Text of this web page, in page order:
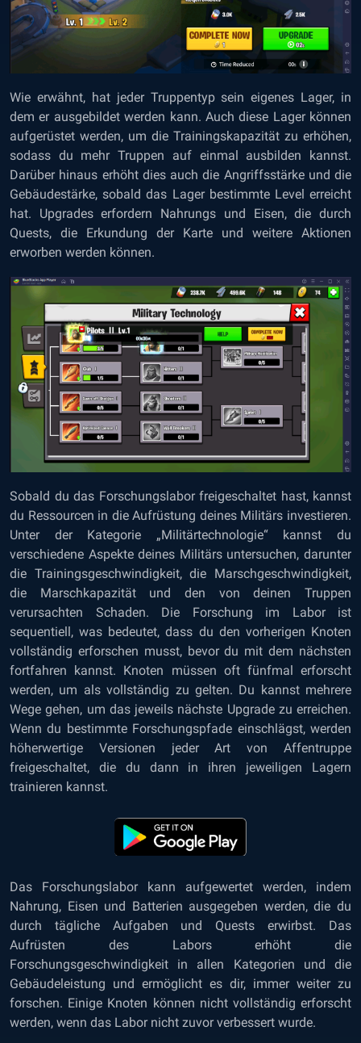
Wie erwähnt, hat jeder Truppentyp sein eigenes Lager, in
dem er ausgebildet werden kann. Auch diese Lager können
aufgerüstet werden, um die Trainingskapazität zu erhöhen,
sodass du mehr Truppen auf einmal ausbilden kannst.
Darüber hinaus erhöht dies auch die Angriffsstärke und die
Gebäudestärke, sobald das Lager bestimmte Level erreicht
hat. Upgrades erfordern Nahrungs und Eisen, die durch
Quests, die Erkundung der Karte und weitere Aktionen
erworben werden können.
Sobald du das Forschungslabor freigeschaltet hast, kannst
du Ressourcen in die Aufrüstung deines Militärs investieren.
Unter der Kategorie „Militärtechnologie“ kannst du
verschiedene Aspekte deines Militärs untersuchen, darunter
die Trainingsgeschwindigkeit, die Marschgeschwindigkeit,
die Marschkapazität und den von deinen Truppen
verursachten Schaden. Die Forschung im Labor ist
sequentiell, was bedeutet, dass du den vorherigen Knoten
vollständig erforschen musst, bevor du mit dem nächsten
fortfahren kannst. Knoten müssen oft fünfmal erforscht
werden, um als vollständig zu gelten. Du kannst mehrere
Wege gehen, um das jeweils nächste Upgrade zu erreichen.
Wenn du bestimmte Forschungspfade einschlägst, werden
höherwertige Versionen jeder Art von Affentruppe
freigeschaltet, die du dann in ihren jeweiligen Lagern
trainieren kannst.
Das Forschungslabor kann aufgewertet werden, indem
Nahrung, Eisen und Batterien ausgegeben werden, die du
durch tägliche Aufgaben und Quests erwirbst. Das
Aufrüsten des Labors erhöht die
Forschungsgeschwindigkeit in allen Kategorien und die
Gebäudeleistung und ermöglicht es dir, immer weiter zu
forschen. Einige Knoten können nicht vollständig erforscht
werden, wenn das Labor nicht zuvor verbessert wurde.